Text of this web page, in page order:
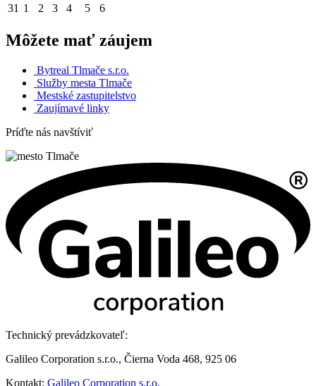
31 1 2 3 4 5 6
Môžete mať záujem
Bytreal Tlmače s.r.o.
Služby mesta Tlmače
Mestské zastupitelstvo
Zaujímavé linky
Príďte nás navštíviť
Technický prevádzkovateľ:
Galileo Corporation s.r.o., Čierna Voda 468, 925 06
Kontakt: Galileo Corporation s.r.o.